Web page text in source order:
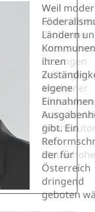
Weil
Ländern
ihren
eigene
gibt. Ein
der für
Österreich
dringend
geboten
Weil
Probleme
Lösungen
verlangen.
Moderner
braucht
und